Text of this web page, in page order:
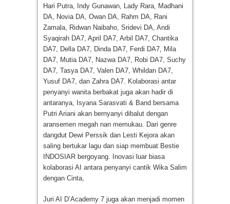
Hari Putra, Indy Gunawan, Lady Rara, Madhani
DA, Novia DA, Owan DA, Rahm DA, Rani
Zamala, Ridwan Naibaho, Sridevi DA, Andi
Syaqirah DA7, April DA7, Arbil DA7, Chantika
DA7, Della DA7, Dinda DA7, Ferdi DA7, Mila
DA7, Mutia DA7, Nazwa DA7, Robi DA7, Suchy
DA7, Tasya DA7, Valen DA7, Whildan DA7,
Yusuf DA7, dan Zahra DA7. Kolaborasi antar
penyanyi wanita berbakat juga akan hadir di
antaranya, Isyana Sarasvati & Band bersama
Putri Ariani akan bernyanyi dibalut dengan
aransemen megah nan memukau. Dari genre
dangdut Dewi Perssik dan Lesti Kejora akan
saling bertukar lagu dan siap membuat Bestie
INDOSIAR bergoyang. Inovasi luar biasa
kolaborasi AI antara penyanyi cantik Wika Salim
dengan Cinta,
Juri AI D’Academy 7 juga akan menjadi momen